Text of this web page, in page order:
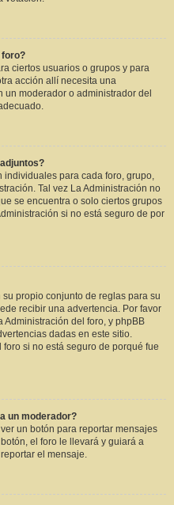
foro?
ciertos usuarios o grupos y para
acción allí necesita una
moderador o administrador del
individuales para cada foro, grupo,
Tal vez La Administración no
se encuentra o solo ciertos grupos
si no está seguro de por
propio conjunto de reglas para su
recibir una advertencia. Por favor
del foro, y phpBB
dadas en este sitio.
si no está seguro de porqué fue
un moderador?
un botón para reportar mensajes
el foro le llevará y guiará a
el mensaje.